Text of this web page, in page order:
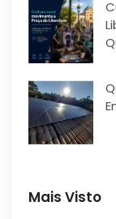
Mais Visto